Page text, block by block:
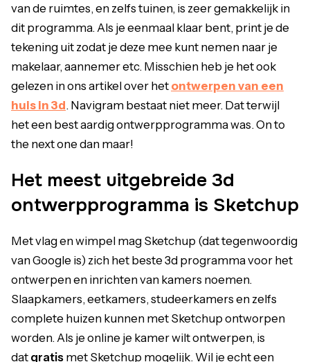
van de ruimtes, en zelfs tuinen, is zeer gemakkelijk in
dit programma. Als je eenmaal klaar bent, print je de
tekening uit zodat je deze mee kunt nemen naar je
makelaar, aannemer etc. Misschien heb je het ook
gelezen in ons artikel over het ontwerpen van een
huis in 3d. Navigram bestaat niet meer. Dat terwijl
het een best aardig ontwerpprogramma was. On to
the next one dan maar!
Het meest uitgebreide 3d
ontwerpprogramma is Sketchup
Met vlag en wimpel mag Sketchup (dat tegenwoordig
van Google is) zich het beste 3d programma voor het
ontwerpen en inrichten van kamers noemen.
Slaapkamers, eetkamers, studeerkamers en zelfs
complete huizen kunnen met Sketchup ontworpen
worden. Als je online je kamer wilt ontwerpen, is
dat gratis met Sketchup mogelijk. Wil je echt een